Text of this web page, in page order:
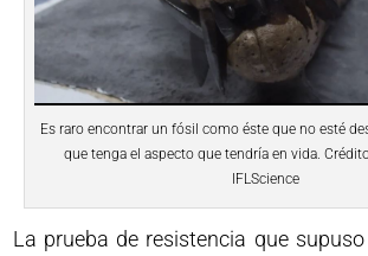
Es raro encontrar un fósil como éste que no esté
que tenga el aspecto que tendría en vida.
IFLScience
La prueba de resistencia que